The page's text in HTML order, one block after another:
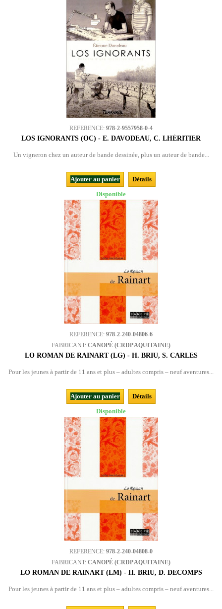
REFERENCE: 978-2-9557958-0-4
LOS IGNORANTS (OC) - E. DAVODEAU, C. LHÉRITIER
Un vigneron chez un auteur de bande dessinée, plus un auteur de bande...
Ajouter au panier
Détails
Disponible
REFERENCE: 978-2-240-04806-6
FABRICANT: CANOPÉ (CRDP AQUITAINE)
LO ROMAN DE RAINART (LG) - H. BRIU, S. CARLES
Pour les jeunes à partir de 11 ans et plus – adultes compris – neuf aventures...
Ajouter au panier
Détails
Disponible
REFERENCE: 978-2-240-04808-0
FABRICANT: CANOPÉ (CRDP AQUITAINE)
LO ROMAN DE RAINART (LM) - H. BRIU, D. DECOMPS
Pour les jeunes à partir de 11 ans et plus – adultes compris – neuf aventures...